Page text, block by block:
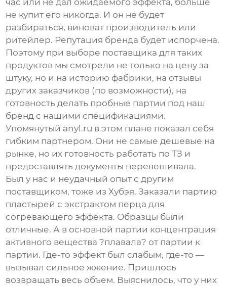
час или не дал ожидаемого эффекта, больше
не купит его никогда. И он не будет
разбираться, виноват производитель или
ритейлер. Репутация бренда будет испорчена.
Поэтому при выборе поставщика для таких
продуктов мы смотрели не только на цену за
штуку, но и на историю фабрики, на отзывы
других заказчиков (по возможности), на
готовность делать пробные партии под наш
бренд с нашими спецификациями.
Упомянутый anyl.ru в этом плане показал себя
гибким партнером. Они не самые дешевые на
рынке, но их готовность работать по ТЗ и
предоставлять документы перевешивала.
Был у нас и неудачный опыт с другим
поставщиком, тоже из Хубэя. Заказали партию
пластырей с экстрактом перца для
согревающего эффекта. Образцы были
отличные. А в основной партии концентрация
активного вещества ?плавала? от партии к
партии. Где-то эффект был слабым, где-то —
вызывал сильное жжение. Пришлось
возвращать весь объем. Выяснилось, что у них